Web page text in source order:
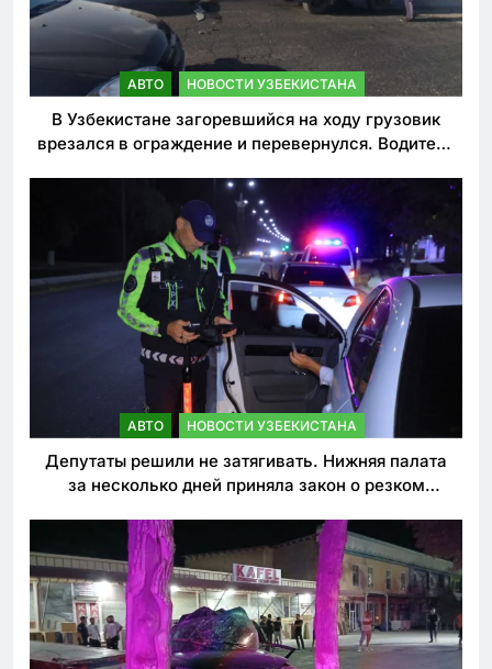
АВТО НОВОСТИ УЗБЕКИСТАНА
В Узбекистане загоревшийся на ходу грузовик
врезался в ограждение и перевернулся. Водитель
АВТО НОВОСТИ УЗБЕКИСТАНА
Депутаты решили не затягивать. Нижняя палата
за несколько дней приняла закон о резком